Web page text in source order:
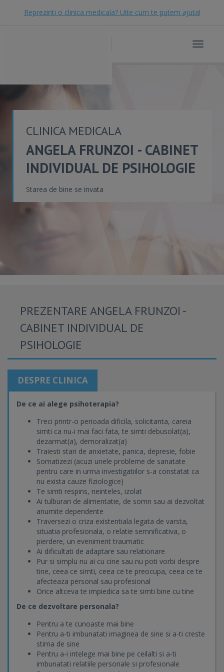
Reprezinti o clinica medicala? Uite cum te putem ajuta!
Toggle
CLINICA MEDICALA
ANGELA FRUNZOI - CABINET
INDIVIDUAL DE PSIHOLOGIE
Starea de bine se invata
PREZENTARE ANGELA FRUNZOI -
CABINET INDIVIDUAL DE
PSIHOLOGIE
DESPRE CLINICA
De ce ai alege psihoterapia?
Treci printr-o perioada dificila, solicitanta, careia
simti ca nu-i mai faci fata, te simti debusolat(a),
dezarmat(a), demoralizat(a)
Traiesti stari de anxietate, panica, depresie, fobie
Somatizezi (acuzi unele probleme de sanatate
pentru care in urma investigatiilor s-a constatat ca
nu exista cauze fiziologice)
Te simti respins, neinteles, izolat
Ai tulburari de alimentatie, de somn sau ai dezvoltat
anumite dependente
Traversezi o criza existentiala legata de varsta,
situatia profesionala, o relatie semnificativa, o
pierdere, un eveniment traumatic
Ai dificultati de adaptare sau relationare
Pur si simplu nu ai cu cine sau nu poti vorbi despre
tine, ceea ce simti, ceea ce te preocupa, ceea ce te
afecteaza personal sau profesional
Orice altceva te impiedica sa te simti bine cu tine
De ce dezvoltare personala?
Pentru a te cunoaste mai bine
Pentru a-ti imbunatati imaginea de sine si a-ti creste
stima de sine
Pentru a-i intelege mai bine pe ceilalti si a-ti
imbunatati relatiile personale si profesionale